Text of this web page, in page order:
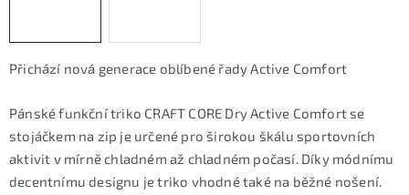
Přichází nová generace oblíbené řady Active Comfort
Pánské funkční triko CRAFT CORE Dry Active Comfort se
stojáčkem na zip je určené pro širokou škálu sportovních
aktivit v mírně chladném až chladném počasí. Díky módnímu
decentnímu designu je triko vhodné také na běžné nošení.